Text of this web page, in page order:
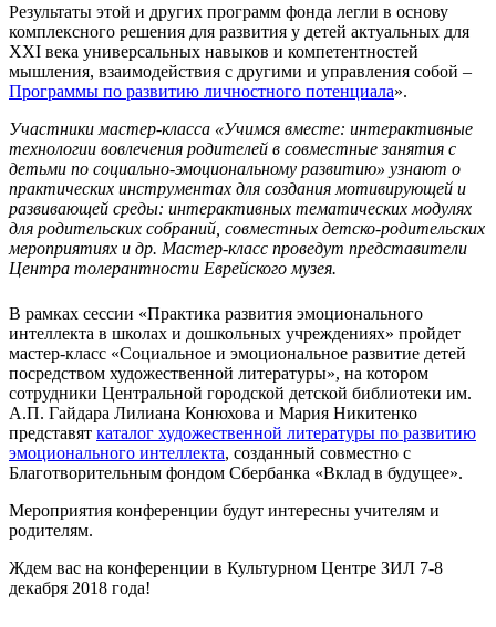
Результаты этой и других программ фонда легли в основу
комплексного решения для развития у детей актуальных для
XXI века универсальных навыков и компетентностей
мышления, взаимодействия с другими и управления собой –
Программы по развитию личностного потенциала».
Участники мастер-класса «Учимся вместе: интерактивные
технологии вовлечения родителей в совместные занятия с
детьми по социально-эмоциональному развитию» узнают о
практических инструментах для создания мотивирующей и
развивающей среды: интерактивных тематических модулях
для родительских собраний, совместных детско-родительских
мероприятиях и др. Мастер-класс проведут представители
Центра толерантности Еврейского музея.
В рамках сессии «Практика развития эмоционального
интеллекта в школах и дошкольных учреждениях» пройдет
мастер-класс «Социальное и эмоциональное развитие детей
посредством художественной литературы», на котором
сотрудники Центральной городской детской библиотеки им.
А.П. Гайдара Лилиана Конюхова и Мария Никитенко
представят каталог художественной литературы по развитию
эмоционального интеллекта, созданный совместно с
Благотворительным фондом Сбербанка «Вклад в будущее».
Мероприятия конференции будут интересны учителям и
родителям.
Ждем вас на конференции в Культурном Центре ЗИЛ 7-8
декабря 2018 года!